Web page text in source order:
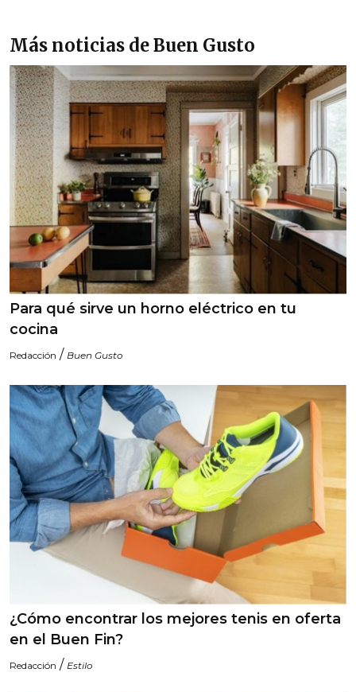
Más noticias de Buen Gusto
Para qué sirve un horno eléctrico en tu
cocina
Redacción / Buen Gusto
¿Cómo encontrar los mejores tenis en oferta
en el Buen Fin?
Redacción / Estilo